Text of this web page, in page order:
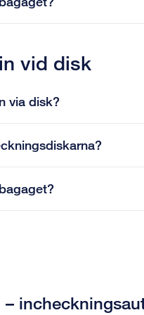
vid disk
via disk?